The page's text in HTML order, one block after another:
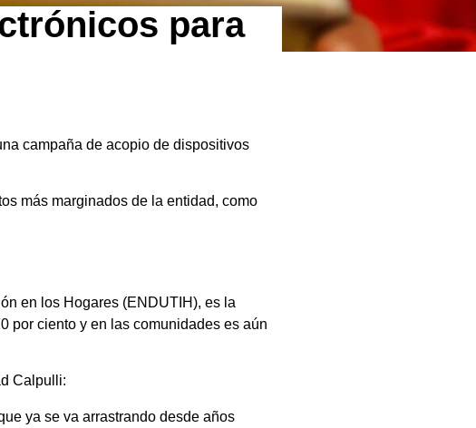
para
campaña de acopio de dispositivos
más marginados de la entidad, como
en los Hogares (ENDUTIH), es la
por ciento y en las comunidades es aún
Calpulli:
ya se va arrastrando desde años